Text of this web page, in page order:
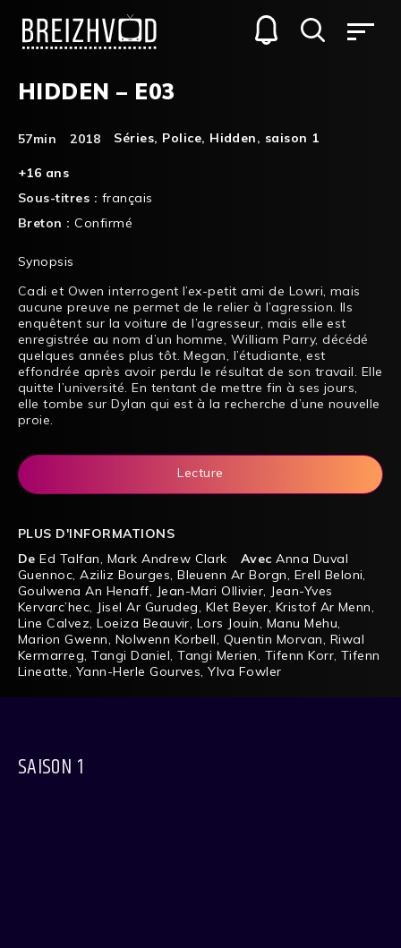
HIDDEN – E03
57min 2018 Séries, Police, Hidden, saison 1
+16 ans
Sous-titres : français
Breton :Confirmé
Synopsis
Cadi et Owen interrogent l’ex-petit ami de Lowri, mais
aucune preuve ne permet de le relier à l’agression. Ils
enquêtent sur la voiture de l’agresseur, mais elle est
enregistrée au nom d’un homme, William Parry, décédé
quelques années plus tôt. Megan, l’étudiante, est
effondrée après avoir perdu le résultat de son travail. Elle
quitte l’université. En tentant de mettre fin à ses jours,
elle tombe sur Dylan qui est à la recherche d’une nouvelle
proie.
Lecture
PLUS D'INFORMATIONS
De Ed Talfan, Mark Andrew Clark Avec Anna Duval
Guennoc,Aziliz Bourges,Bleuenn Ar Borgn, Erell Beloni,
Goulwena An Henaff, Jean-Mari Ollivier, Jean-Yves
Kervarc’hec, Jisel Ar Gurudeg, Klet Beyer, Kristof Ar Menn,
Line Calvez,Loeiza Beauvir, Lors Jouin, Manu Mehu,
Marion Gwenn, Nolwenn Korbell, Quentin Morvan, Riwal
Kermarreg,Tangi Daniel,Tangi Merien, Tifenn Korr,Tifenn
Lineatte, Yann-Herle Gourves,Ylva Fowler
SAISON 1